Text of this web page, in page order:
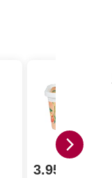
3.95